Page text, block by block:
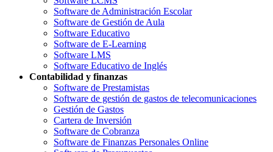
Software de Administración Escolar
Software de Gestión de Aula
Software Educativo
Software de E-Learning
Software LMS
Software Educativo de Inglés
Contabilidad y finanzas
Software de Prestamistas
Software de gestión de gastos de telecomunicaciones
Gestión de Gastos
Cartera de Inversión
Software de Cobranza
Software de Finanzas Personales Online